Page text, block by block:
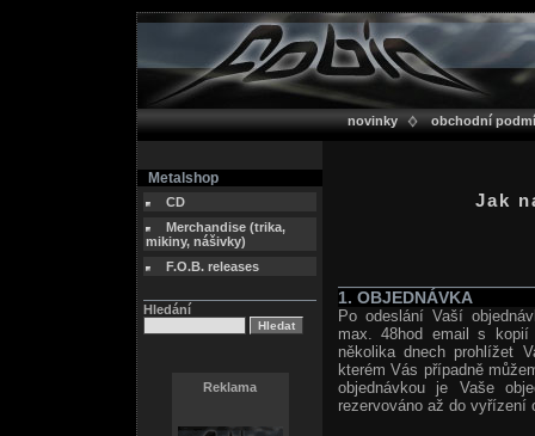
novinky obchodní
Metalshop
CD
Merchandise (trika,
mikiny, nášivky)
F.O.B. releases
Hledání
Reklama
Jak
1. OBJEDNÁVKA
Po odeslání Vaší
max. 48hod email s kopií
několika dnech prohlížet
kterém Vás případně
objednávkou je Vaše
rezervováno až do vyřízení